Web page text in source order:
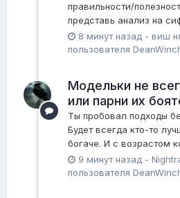
правильности/
представь анализ на
8 минут назад - виш
пользователя
Модельки не
или парни их
Ты пробовал подходы
Будет всегда кто-то
богаче. И с возрастом
9 минут назад -
пользователя